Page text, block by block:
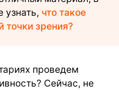
узнать, что такое
точки зрения?
проведем
Сейчас, не